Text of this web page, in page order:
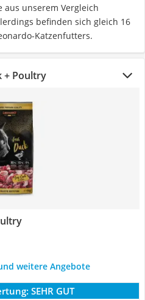
aus unserem Vergleich
befinden sich gleich 16
Katzenfutters.
+ Poultry
weitere Angebote
SEHR GUT